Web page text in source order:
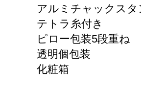
アルミチャックスタ
テトラ糸付き
ピロー包装5段重ね
透明個包装
化粧箱